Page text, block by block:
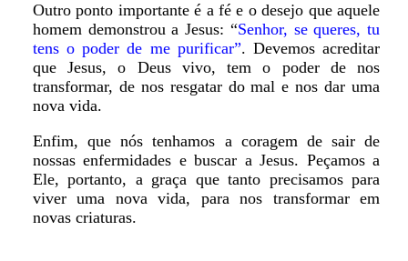
Outro ponto importante é a fé e o desejo que aquele
homem demonstrou a Jesus: “Senhor, se queres, tu
tens o poder de me purificar”. Devemos acreditar
que Jesus, o Deus vivo, tem o poder de nos
transformar, de nos resgatar do mal e nos dar uma
nova vida.
Enfim, que nós tenhamos a coragem de sair de
nossas enfermidades e buscar a Jesus. Peçamos a
Ele, portanto, a graça que tanto precisamos para
viver uma nova vida, para nos transformar em
novas criaturas.